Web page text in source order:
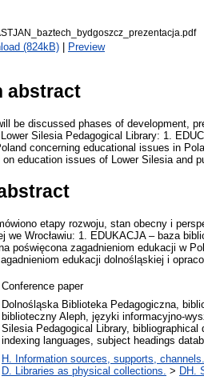
(824kB) | Preview
abstract
be discussed phases of development,
Silesia Pedagogical Library: 1.
concerning educational issues in
on education issues of Lower Silesia and
etapy rozwoju, stan obecny i
we Wrocławiu: 1. EDUKACJA – baza
poświęcona zagadnieniom edukacji w
edukacji dolnośląskiej i
Conference paper
Dolnośląska Biblioteka Pedagogiczna,
biblioteczny Aleph, języki informacyjno-
Silesia Pedagogical Library,
indexing languages, subject headings
H. Information sources, supports, channels.
D. Libraries as physical collections. > DH.